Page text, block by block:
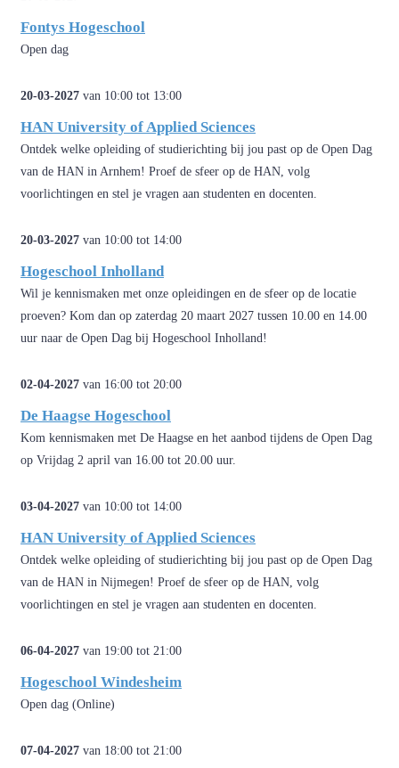
Fontys Hogeschool
Open dag
20-03-2027 van 10:00 tot 13:00
HAN University of Applied Sciences
Ontdek welke opleiding of studierichting bij jou past op de Open Dag
van de HAN in Arnhem! Proef de sfeer op de HAN, volg
voorlichtingen en stel je vragen aan studenten en docenten.
20-03-2027 van 10:00 tot 14:00
Hogeschool Inholland
Wil je kennismaken met onze opleidingen en de sfeer op de locatie
proeven? Kom dan op zaterdag 20 maart 2027 tussen 10.00 en 14.00
uur naar de Open Dag bij Hogeschool Inholland!
02-04-2027 van 16:00 tot 20:00
De Haagse Hogeschool
Kom kennismaken met De Haagse en het aanbod tijdens de Open Dag
op Vrijdag 2 april van 16.00 tot 20.00 uur.
03-04-2027 van 10:00 tot 14:00
HAN University of Applied Sciences
Ontdek welke opleiding of studierichting bij jou past op de Open Dag
van de HAN in Nijmegen! Proef de sfeer op de HAN, volg
voorlichtingen en stel je vragen aan studenten en docenten.
06-04-2027 van 19:00 tot 21:00
Hogeschool Windesheim
Open dag (Online)
07-04-2027 van 18:00 tot 21:00